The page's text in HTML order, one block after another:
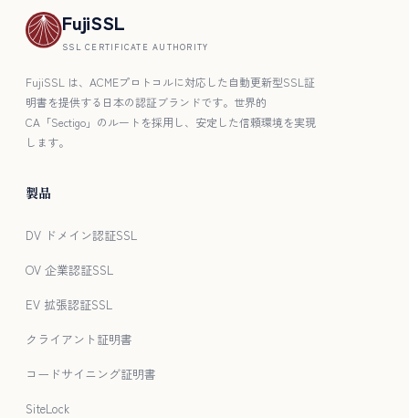
FujiSSL
SSL CERTIFICATE AUTHORITY
FujiSSL は、ACMEプロトコルに対応した自動更新型SSL証
明書を提供する日本の認証ブランドです。世界的
CA「Sectigo」のルートを採用し、安定した信頼環境を実現
します。
製品
DV ドメイン認証SSL
OV 企業認証SSL
EV 拡張認証SSL
クライアント証明書
コードサイニング証明書
SiteLock